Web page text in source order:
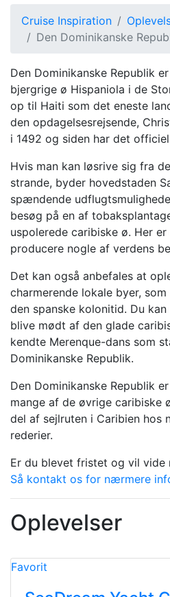
Cruise Inspiration
Den Dominikanske
Den Dominikanske Republik
bjergrige ø Hispaniola i de
op til Haiti som det eneste
den opdagelsesrejsende,
i 1492 og siden har det
Hvis man kan løsrive sig fra
strande, byder hovedstaden
spændende
besøg på en af
uspolerede caribiske ø. Her
producere nogle af verdens
Det kan også anbefales at
charmerende lokale byer,
den spanske kolonitid. Du
blive mødt af den glade
kendte Merenque-dans som
Dominikanske Republik.
Den Dominikanske Republik
mange af de øvrige caribiske
del af sejlruten i Caribien hos
rederier.
Er du blevet fristet og vil vide
Så kontakt os for nærmere
Oplevelser
Favorit